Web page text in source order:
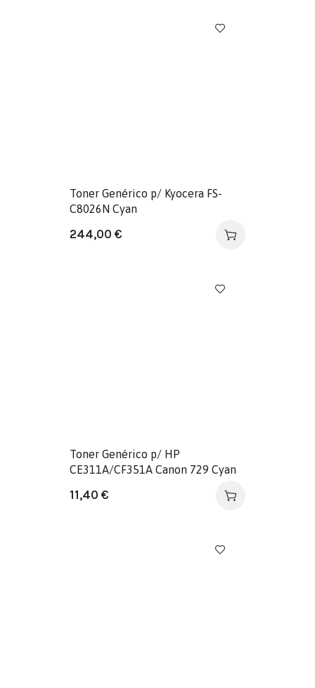
Toner Genérico p/ Kyocera FS-
C8026N Cyan
244,00 €
Toner Genérico p/ HP
CE311A/CF351A Canon 729 Cyan
11,40 €